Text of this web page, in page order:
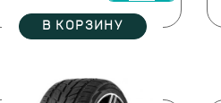
В КОРЗИНУ